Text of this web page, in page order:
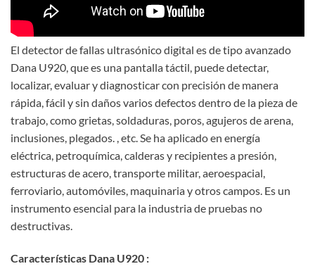
El detector de fallas ultrasónico digital es de tipo avanzado
Dana U920, que es una pantalla táctil, puede detectar,
localizar, evaluar y diagnosticar con precisión de manera
rápida, fácil y sin daños varios defectos dentro de la pieza de
trabajo, como grietas, soldaduras, poros, agujeros de arena,
inclusiones, plegados. , etc. Se ha aplicado en energía
eléctrica, petroquímica, calderas y recipientes a presión,
estructuras de acero, transporte militar, aeroespacial,
ferroviario, automóviles, maquinaria y otros campos. Es un
instrumento esencial para la industria de pruebas no
destructivas.
Características Dana U920 :